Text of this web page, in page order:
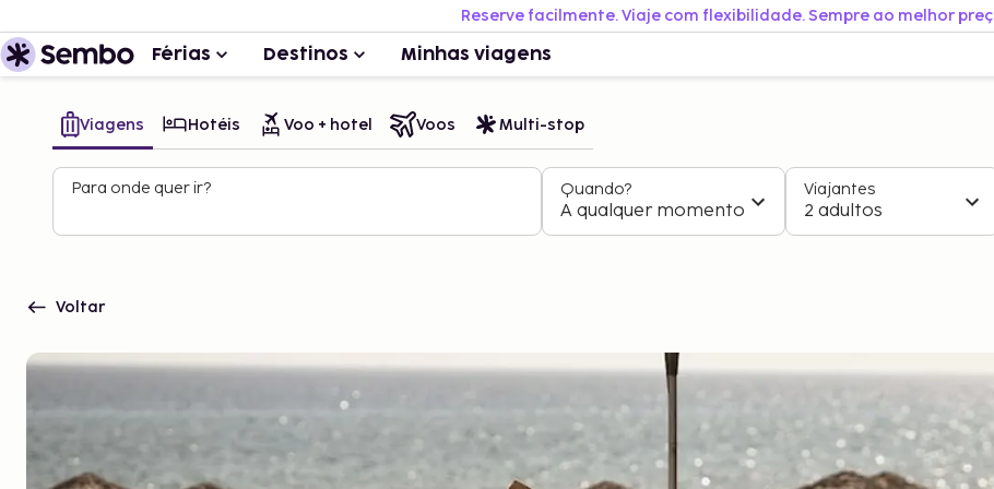
Reserve facilmente. Viaje com flexibilidade. Sempre ao melhor
Férias Destinos Minhas viagens
Viagens Hotéis Voo + hotel Voos Multi-stop
Para onde quer ir? Quando?
A qualquer momento
Viajantes
2 adultos
Voltar